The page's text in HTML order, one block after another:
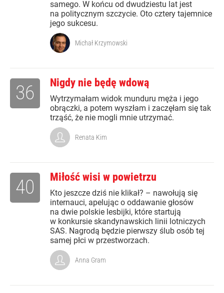
samego. W końcu od dwudziestu lat jest
na politycznym szczycie. Oto cztery tajemnice
jego sukcesu.
Michał Krzymowski
Nigdy nie będę wdową
Wytrzymałam widok munduru męża i jego
obrączki, a potem wyszłam i zaczęłam się tak
trząść, że nie mogli mnie utrzymać.
36
Renata Kim
Miłość wisi w powietrzu
Kto jeszcze dziś nie klikał? – nawołują się
internauci, apelując o oddawanie głosów
na dwie polskie lesbijki, które startują
w konkursie skandynawskich linii lotniczych
SAS. Nagrodą będzie pierwszy ślub osób tej
samej płci w przestworzach.
40
Anna Gram